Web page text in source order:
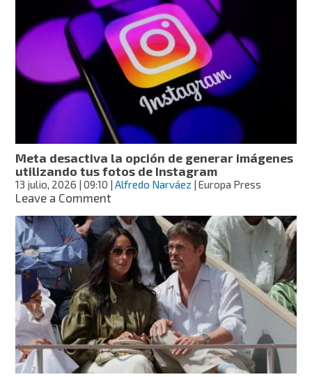
influencer
Adriana
García
por
presunta
cirugía
estética;
Fiscalía
de
Sinaloa
investigará
Meta desactiva la opción de generar imágenes
utilizando tus fotos de Instagram
13 julio, 2026 | 09:10 |Alfredo Narváez | Europa Press
Leave a Commenton
desactiva
la
opción
de
generar
imágenes
utilizando
tus
fotos
de
Instagram